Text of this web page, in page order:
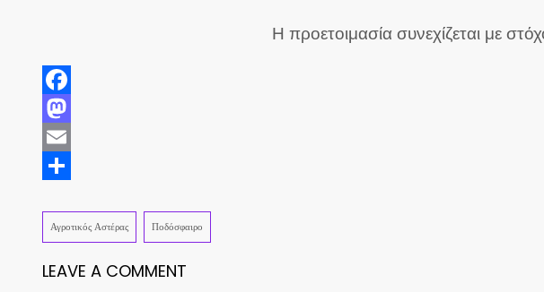
Η προετοιμασία συνεχίζεται με
Facebook
Mastodon
Email
Αγροτικός Αστέρας Ποδόσφαιρο
LEAVE A COMMENT